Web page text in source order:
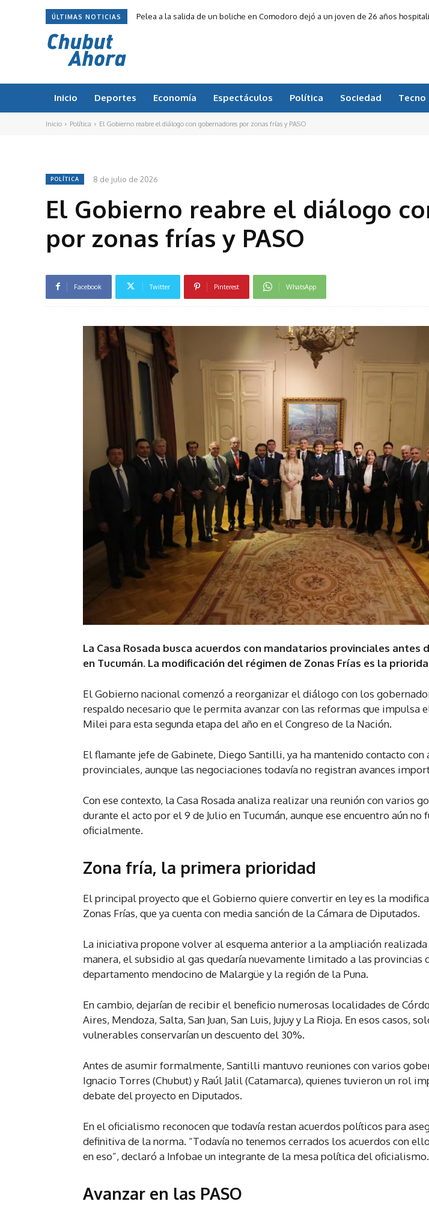
ÚLTIMAS NOTICIAS Pelea a la salida de un boliche en Comodoro dejó a un joven de 26 años
Inicio Deportes Economía Espectáculos Política Sociedad Tecno
Inicio Política El Gobierno reabre el diálogo con gobernadores por zonas frías y PASO
POLÍTICA 8 de julio de 2026
El Gobierno reabre el diálogo
por zonas frías y PASO
Facebook Twitter Pinterest WhatsApp
La Casa Rosada busca acuerdos con mandatarios provinciales antes
en Tucumán. La modificación del régimen de Zonas Frías es la
El Gobierno nacional comenzó a reorganizar el diálogo con los
respaldo necesario que le permita avanzar con las reformas que impulsa
Milei para esta segunda etapa del año en el Congreso de la Nación.
El flamante jefe de Gabinete, Diego Santilli, ya ha mantenido contacto
provinciales, aunque las negociaciones todavía no registran avances
Con ese contexto, la Casa Rosada analiza realizar una reunión con varios
durante el acto por el 9 de Julio en Tucumán, aunque ese encuentro aún no
oficialmente.
Zona fría, la primera prioridad
El principal proyecto que el Gobierno quiere convertir en ley es la
Zonas Frías, que ya cuenta con media sanción de la Cámara de Diputados.
La iniciativa propone volver al esquema anterior a la ampliación realizada
manera, el subsidio al gas quedaría nuevamente limitado a las provincias
departamento mendocino de Malargüe y la región de la Puna.
En cambio, dejarían de recibir el beneficio numerosas localidades de
Aires, Mendoza, Salta, San Juan, San Luis, Jujuy y La Rioja. En esos casos,
vulnerables conservarían un descuento del 30%.
Antes de asumir formalmente, Santilli mantuvo reuniones con varios
Ignacio Torres (Chubut) y Raúl Jalil (Catamarca), quienes tuvieron un rol
debate del proyecto en Diputados.
En el oficialismo reconocen que todavía restan acuerdos políticos para
definitiva de la norma. “Todavía no tenemos cerrados los acuerdos con
en eso”, declaró a Infobae un integrante de la mesa política del oficialismo.
Avanzar en las PASO